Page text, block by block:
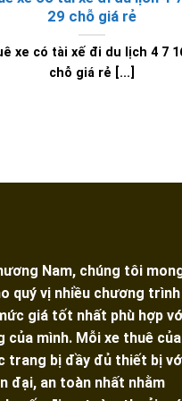
29 chỗ giá rẻ
xe có tài xế đi du lịch 4 7
chỗ giá rẻ [...]
Nam, chúng tôi
quý vị nhiều chương trình
giá tốt nhất phù hợp
của mình. Mỗi xe thuê của
trang bị đầy đủ thiết bị
đại, an toàn nhất nhằm